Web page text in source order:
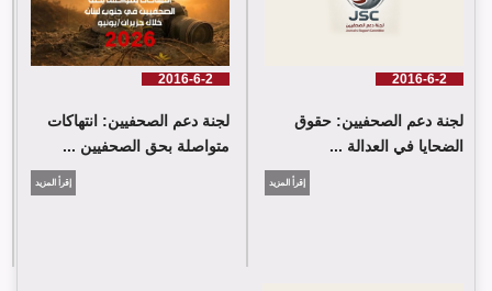
2016-6-2
لجنة دعم الصحفيين: حقوق
الضحايا في العدالة ...
إقرأ المزيد
2016-6-2
لجنة دعم الصحفيين: انتهاكات
متواصلة بحق الصحفيين ...
إقرأ المزيد